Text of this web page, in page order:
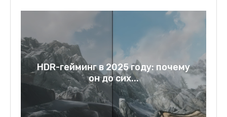
Rage bait: слово года 2025 и
зеркало нашей...